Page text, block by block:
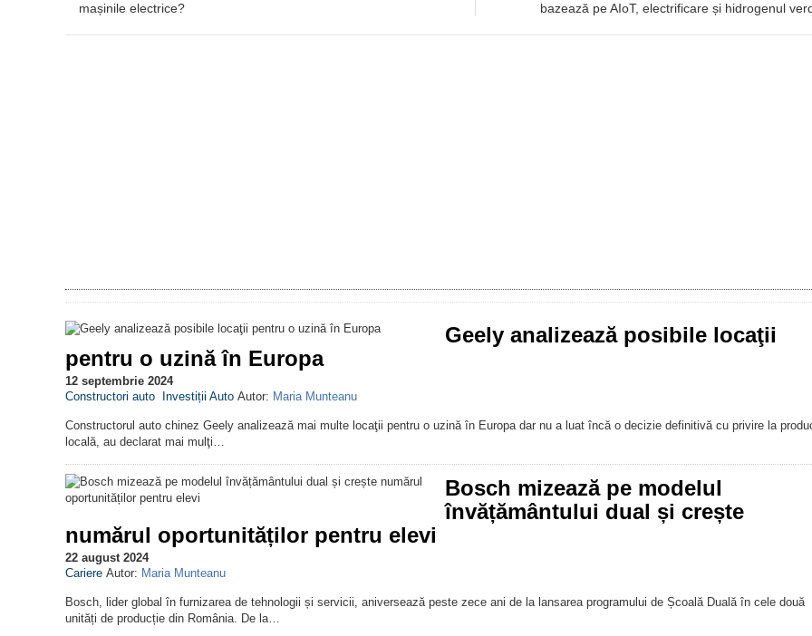
mașinile electrice?
bazează pe AIoT, electrificare și hidrogenul
Geely analizează posibile locaţii
pentru o uzină în Europa
12 septembrie 2024
Constructori auto
Investiții Auto Autor: Maria Munteanu
Constructorul auto chinez Geely analizează mai multe locaţii pentru o uzină în Europa dar nu a luat încă o decizie definitivă cu privire la
locală, au declarat mai mulţi…
Bosch mizează pe modelul
învățământului dual și crește
numărul oportunităților pentru elevi
22 august 2024
Cariere Autor: Maria Munteanu
Bosch, lider global în furnizarea de tehnologii și servicii, aniversează peste zece ani de la lansarea programului de Școală Duală în cele două
unități de producție din România. De la…